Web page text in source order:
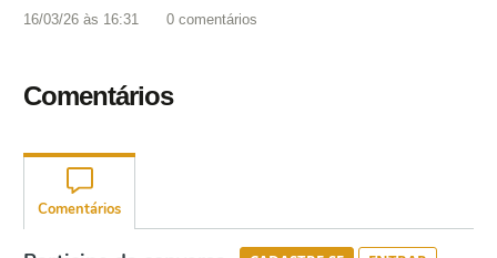
16/03/26 às 16:31 0 comentários
Comentários